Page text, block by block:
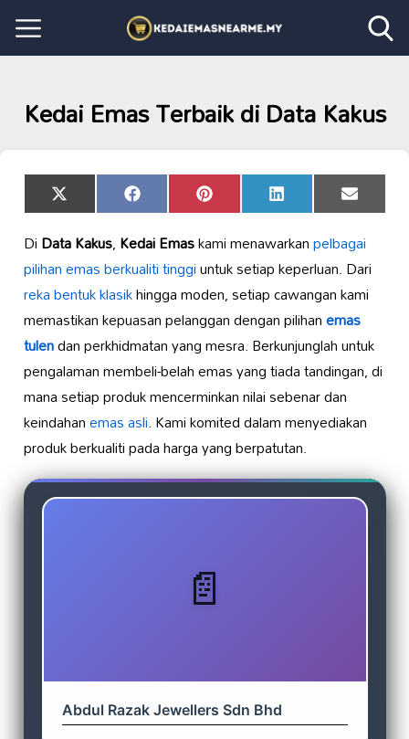
Kedai Emas Terbaik di Data Kakus
Share
on
X
(Twitter)
Share
on
Facebook Share
on
Pinterest Share
on
LinkedIn Share
on
Email
DiData Kakus,Kedai Emaskami menawarkanpelbagai
pilihan emasberkualiti tinggiuntuk setiap keperluan. Dari
reka bentuk klasikhingga moden, setiap cawangan kami
memastikan kepuasan pelanggan dengan pilihanemas
tulendan perkhidmatan yang mesra. Berkunjunglah untuk
pengalaman membeli-belah emas yang tiada tandingan, di
mana setiap produk mencerminkan nilai sebenar dan
keindahanemas asli. Kami komited dalam menyediakan
produk berkualiti pada harga yang berpatutan.
Abdul Razak Jewellers Sdn Bhd